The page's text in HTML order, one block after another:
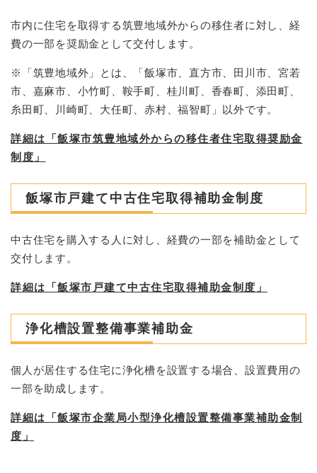
市内に住宅を取得する筑豊地域外からの移住者に対し、経
費の一部を奨励金として交付します。
※「筑豊地域外」とは、「飯塚市、直方市、田川市、宮若
市、嘉麻市、小竹町、鞍手町、桂川町、香春町、添田町、
糸田町、川崎町、大任町、赤村、福智町」以外です。
詳細は「飯塚市筑豊地域外からの移住者住宅取得奨励金
制度」
飯塚市戸建て中古住宅取得補助金制度
中古住宅を購入する人に対し、経費の一部を補助金として
交付します。
詳細は「飯塚市戸建て中古住宅取得補助金制度」
浄化槽設置整備事業補助金
個人が居住する住宅に浄化槽を設置する場合、設置費用の
一部を助成します。
詳細は「飯塚市企業局小型浄化槽設置整備事業補助金制
度」